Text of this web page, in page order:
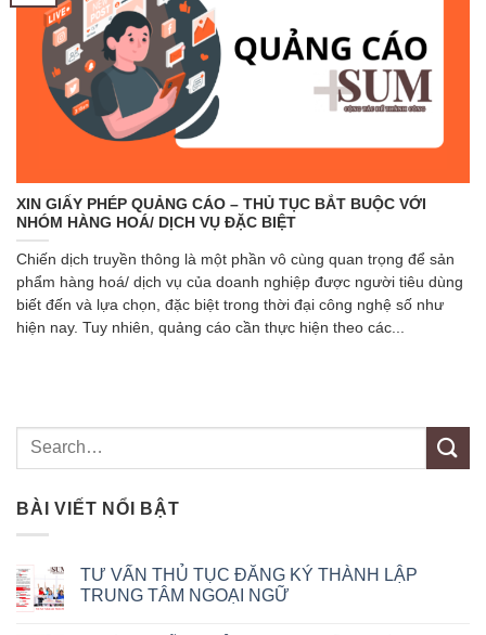
XIN GIẤY PHÉP QUẢNG CÁO – THỦ TỤC BẮT BUỘC VỚI
NHÓM HÀNG HOÁ/ DỊCH VỤ ĐẶC BIỆT
Chiến dịch truyền thông là một phần vô cùng quan trọng để sản
phẩm hàng hoá/ dịch vụ của doanh nghiệp được người tiêu dùng
biết đến và lựa chọn, đặc biệt trong thời đại công nghệ số như
hiện nay. Tuy nhiên, quảng cáo cần thực hiện theo các...
BÀI VIẾT NỔI BẬT
TƯ VẤN THỦ TỤC ĐĂNG KÝ THÀNH LẬP
TRUNG TÂM NGOẠI NGỮ